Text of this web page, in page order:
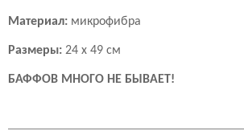
Материал: микрофибра
Размеры: 24 х 49 см
БАФФОВ МНОГО НЕ БЫВАЕТ!